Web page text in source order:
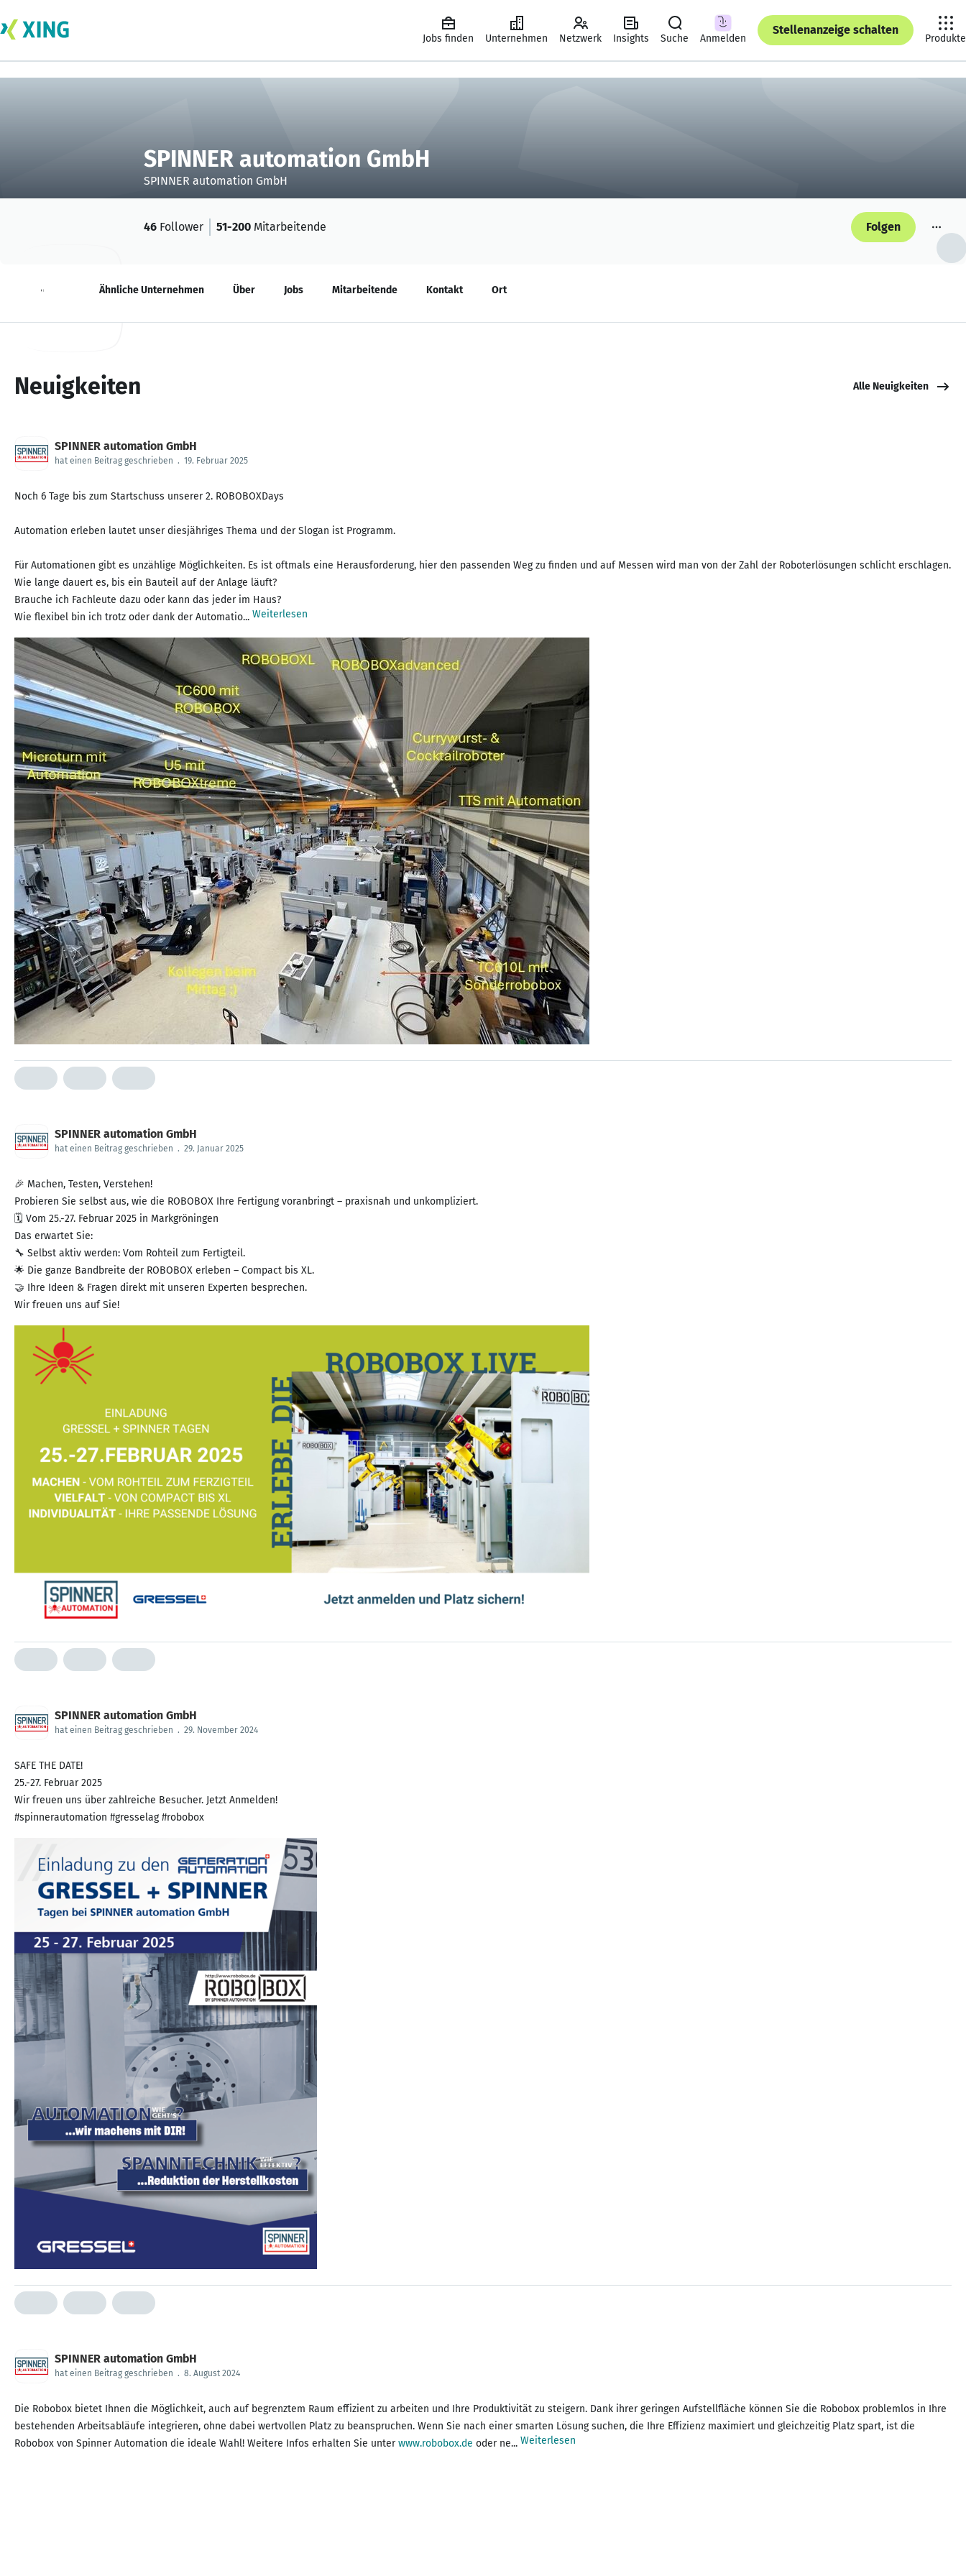
Jobs finden Unternehmen Netzwerk Insights Suche Anmelden
Stellenanzeige schalten
Produkte
SPINNER automation GmbH
SPINNER automation GmbH
46 Follower 51-200 Mitarbeitende Folgen
Neuigkeiten Ähnliche Unternehmen Über Jobs Mitarbeitende Kontakt Ort
Neuigkeiten Alle Neuigkeiten
SPINNER automation GmbH
hat einen Beitrag geschrieben . 19. Februar 2025
Noch 6 Tage bis zum Startschuss unserer 2. ROBOBOXDays
Automation erleben lautet unser diesjähriges Thema und der Slogan ist Programm.
Für Automationen gibt es unzählige Möglichkeiten. Es ist oftmals eine Herausforderung, hier den passenden Weg zu finden und auf Messen wird man von der Zahl der Roboterlösungen schlicht erschlagen.
Wie lange dauert es, bis ein Bauteil auf der Anlage läuft?
Brauche ich Fachleute dazu oder kann das jeder im Haus?
Wie flexibel bin ich trotz oder dank der Automatio... Weiterlesen
SPINNER automation GmbH
hat einen Beitrag geschrieben . 29. Januar 2025
🎉 Machen, Testen, Verstehen!
Probieren Sie selbst aus, wie die ROBOBOX Ihre Fertigung voranbringt – praxisnah und unkompliziert.
🗓️ Vom 25.-27. Februar 2025 in Markgröningen
Das erwartet Sie:
🔧 Selbst aktiv werden: Vom Rohteil zum Fertigteil.
🌟 Die ganze Bandbreite der ROBOBOX erleben – Compact bis XL.
🤝 Ihre Ideen & Fragen direkt mit unseren Experten besprechen.
Wir freuen uns auf Sie!
SPINNER automation GmbH
hat einen Beitrag geschrieben . 29. November 2024
SAFE THE DATE!
25.-27. Februar 2025
Wir freuen uns über zahlreiche Besucher. Jetzt Anmelden!
#spinnerautomation #gresselag #robobox
SPINNER automation GmbH
hat einen Beitrag geschrieben . 8. August 2024
Die Robobox bietet Ihnen die Möglichkeit, auch auf begrenztem Raum effizient zu arbeiten und Ihre Produktivität zu steigern. Dank ihrer geringen Aufstellfläche können Sie die Robobox problemlos in Ihre
bestehenden Arbeitsabläufe integrieren, ohne dabei wertvollen Platz zu beanspruchen. Wenn Sie nach einer smarten Lösung suchen, die Ihre Effizienz maximiert und gleichzeitig Platz spart, ist die
Robobox von Spinner Automation die ideale Wahl! Weitere Infos erhalten Sie unterwww.robobox.de oder ne... Weiterlesen